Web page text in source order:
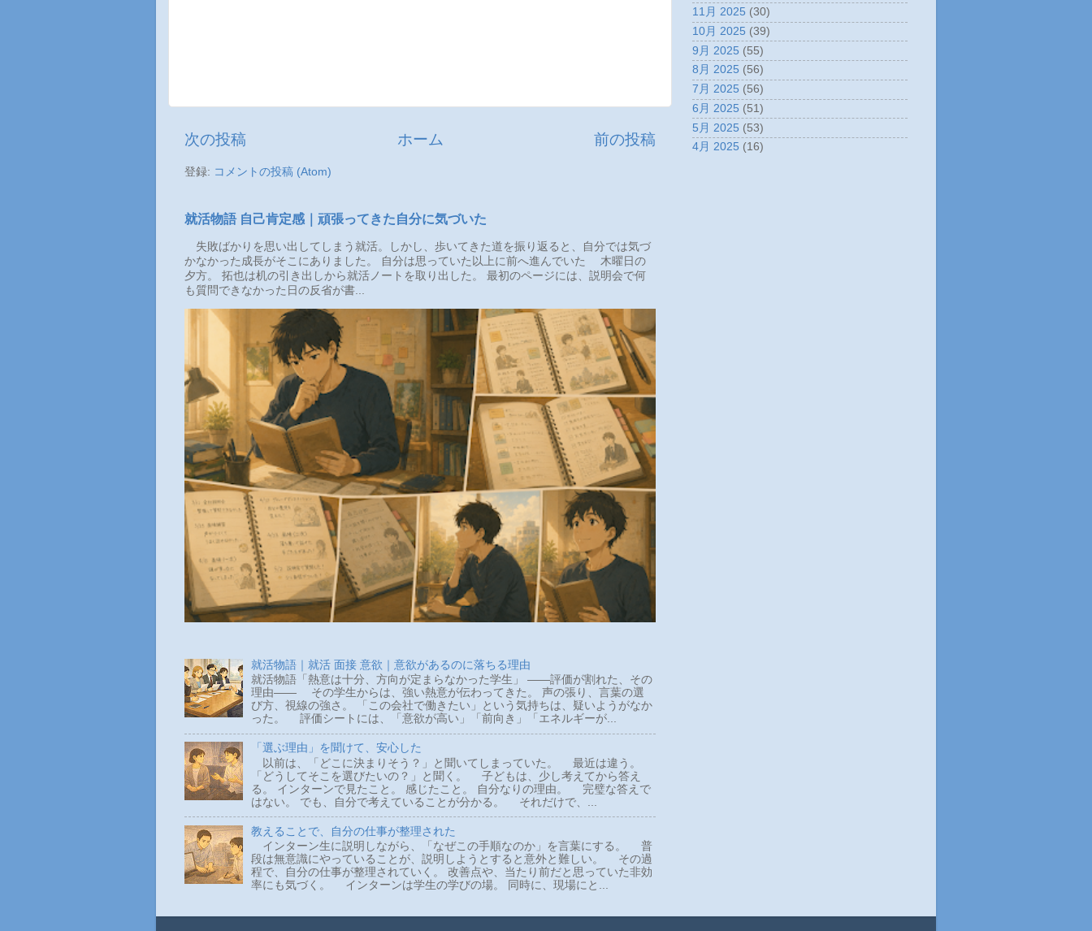
次の投稿 前の投稿
ホーム
登録: コメントの投稿 (Atom)
就活物語 自己肯定感｜頑張ってきた自分に気づいた
失敗ばかりを思い出してしまう就活。しかし、歩いてきた道を振り返ると、自分では気づ
かなかった成長がそこにありました。 自分は思っていた以上に前へ進んでいた 木曜日の
夕方。 拓也は机の引き出しから就活ノートを取り出した。 最初のページには、説明会で何
も質問できなかった日の反省が書...
就活物語｜就活 面接 意欲｜意欲があるのに落ちる理由
就活物語「熱意は十分、方向が定まらなかった学生」 ――評価が割れた、その
理由―― その学生からは、強い熱意が伝わってきた。 声の張り、言葉の選
び方、視線の強さ。 「この会社で働きたい」という気持ちは、疑いようがなか
った。 評価シートには、「意欲が高い」「前向き」「エネルギーが...
「選ぶ理由」を聞けて、安心した
以前は、「どこに決まりそう？」と聞いてしまっていた。 最近は違う。
「どうしてそこを選びたいの？」と聞く。 子どもは、少し考えてから答え
る。 インターンで見たこと。 感じたこと。 自分なりの理由。 完璧な答えで
はない。 でも、自分で考えていることが分かる。 それだけで、...
教えることで、自分の仕事が整理された
インターン生に説明しながら、「なぜこの手順なのか」を言葉にする。 普
段は無意識にやっていることが、説明しようとすると意外と難しい。 その過
程で、自分の仕事が整理されていく。 改善点や、当たり前だと思っていた非効
率にも気づく。 インターンは学生の学びの場。 同時に、現場にと...
11月 2025 (30)
10月 2025 (39)
9月 2025 (55)
8月 2025 (56)
7月 2025 (56)
6月 2025 (51)
5月 2025 (53)
4月 2025 (16)